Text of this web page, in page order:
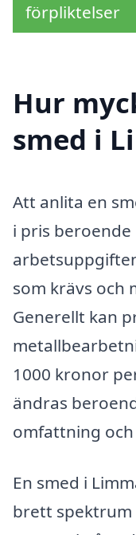
förpliktelser
Hur
smed i
Att anlita en
i pris
som krävs och
Generellt kan
1000 kronor
ändras
omfattning
En smed i
brett spektrum